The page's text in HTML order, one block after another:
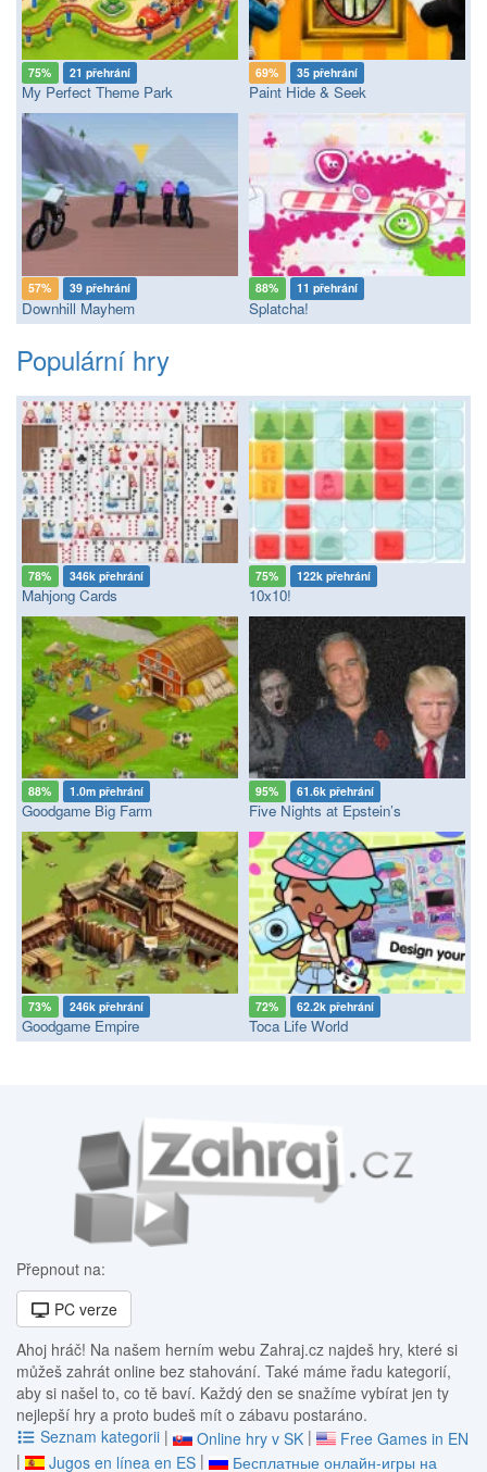
75% 21 přehrání
My Perfect Theme Park
69% 35 přehrání
Paint Hide & Seek
57% 39 přehrání
Downhill Mayhem
88% 11 přehrání
Splatcha!
Populární hry
78% 346k přehrání
Mahjong Cards
75% 122k přehrání
10x10!
88% 1.0m přehrání
Goodgame Big Farm
95% 61.6k přehrání
Five Nights at Epstein’s
73% 246k přehrání
Goodgame Empire
72% 62.2k přehrání
Toca Life World
Přepnout na:
PC verze
Ahoj hráč! Na našem herním webu Zahraj.cz najdeš hry, které si
můžeš zahrát online bez stahování. Také máme řadu kategorií,
aby si našel to, co tě baví. Každý den se snažíme vybírat jen ty
nejlepší hry a proto budeš mít o zábavu postaráno.
Seznam kategorii | Online hry v SK |
Free Games in EN
|
Jugos en línea en ES | Бесплатные онлайн-игры на